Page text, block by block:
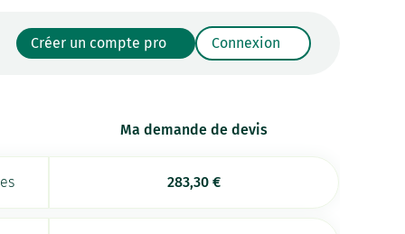
Créer un compte pro Connexion
Ma demande de devis
283,30€